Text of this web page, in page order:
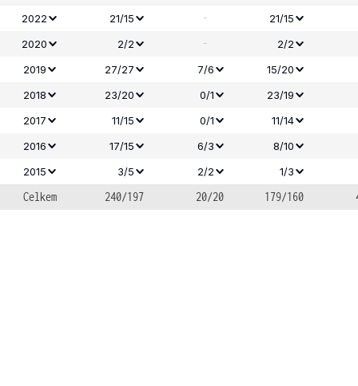
2022
21/15 -
21/15
2020
2/2 -
2/2
2019
27/27 7/6
15/20
2018
23/20 0/1
23/19
2017
11/15 0/1
11/14
2016
17/15 6/3 8/10
2015
3/5 2/2 1/3
Celkem 240/197 20/20 179/160